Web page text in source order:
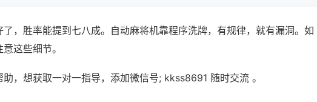
，胜率能提到七八成。自动麻将机靠程序洗牌，有规律，就有漏洞。如
这些细节。
，想获取一对一指导，添加微信号; kkss8691 随时交流 。